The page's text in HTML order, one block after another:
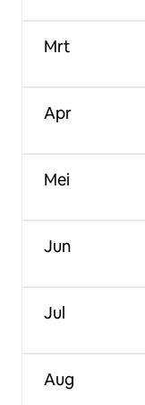
Mrt
Apr
Mei
Jun
Jul
Aug